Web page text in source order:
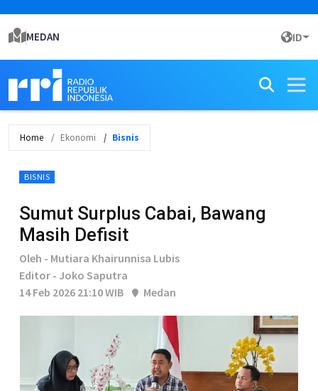
MEDAN ID
Home Ekonomi Bisnis
BISNIS
Sumut Surplus Cabai, Bawang
Masih Defisit
Oleh - Mutiara Khairunnisa Lubis
Editor - Joko Saputra
14 Feb 2026 21:10 WIB
Medan